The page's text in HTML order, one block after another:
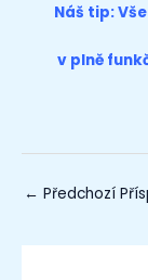
Náš tip:
v plně
← Předchozí